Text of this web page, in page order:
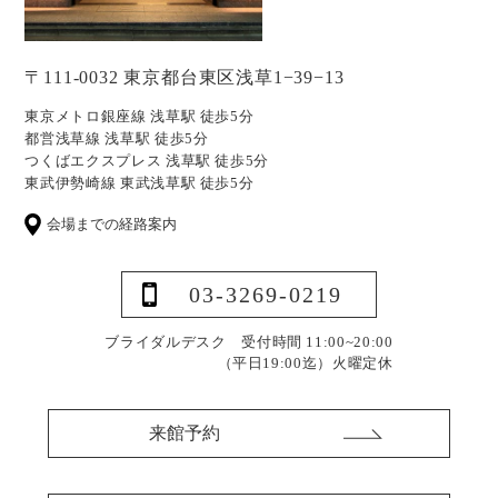
〒111-0032 東京都台東区浅草1−39−13
東京メトロ銀座線 浅草駅 徒歩5分
都営浅草線 浅草駅 徒歩5分
つくばエクスプレス 浅草駅 徒歩5分
東武伊勢崎線 東武浅草駅 徒歩5分
会場までの経路案内
03-3269-0219
ブライダルデスク 受付時間 11:00~20:00
（平日19:00迄） 火曜定休
来館予約